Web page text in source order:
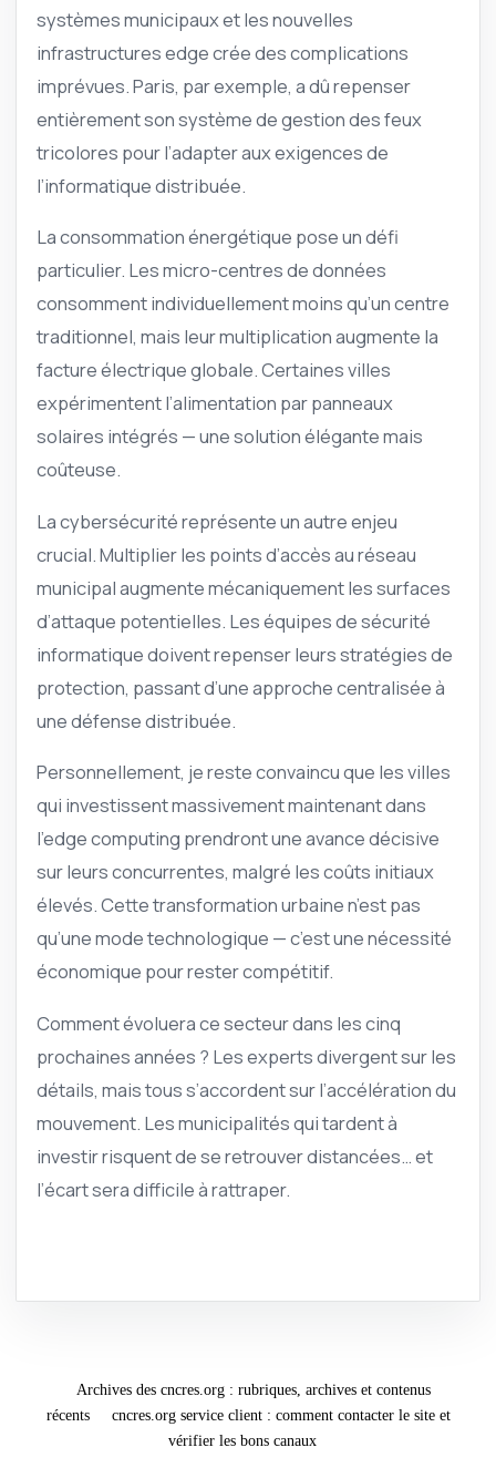
systèmes municipaux et les nouvelles
infrastructures edge crée des complications
imprévues. Paris, par exemple, a dû repenser
entièrement son système de gestion des feux
tricolores pour l’adapter aux exigences de
l’informatique distribuée.
La consommation énergétique pose un défi
particulier. Les micro-centres de données
consomment individuellement moins qu’un centre
traditionnel, mais leur multiplication augmente la
facture électrique globale. Certaines villes
expérimentent l’alimentation par panneaux
solaires intégrés — une solution élégante mais
coûteuse.
La cybersécurité représente un autre enjeu
crucial. Multiplier les points d’accès au réseau
municipal augmente mécaniquement les surfaces
d’attaque potentielles. Les équipes de sécurité
informatique doivent repenser leurs stratégies de
protection, passant d’une approche centralisée à
une défense distribuée.
Personnellement, je reste convaincu que les villes
qui investissent massivement maintenant dans
l’edge computing prendront une avance décisive
sur leurs concurrentes, malgré les coûts initiaux
élevés. Cette transformation urbaine n’est pas
qu’une mode technologique — c’est une nécessité
économique pour rester compétitif.
Comment évoluera ce secteur dans les cinq
prochaines années ? Les experts divergent sur les
détails, mais tous s’accordent sur l’accélération du
mouvement. Les municipalités qui tardent à
investir risquent de se retrouver distancées… et
l’écart sera difficile à rattraper.
Archives des cncres.org : rubriques, archives et contenus
récents
cncres.org service client : comment contacter le site et
vérifier les bons canaux